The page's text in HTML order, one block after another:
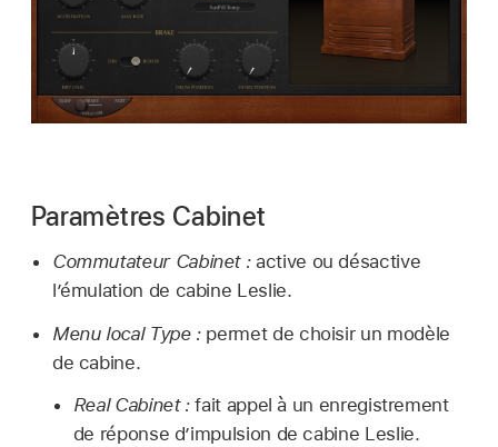
Paramètres Cabinet
Commutateur Cabinet :active ou désactive
l’émulation de cabine Leslie.
Menu local Type :permet de choisir un modèle
de cabine.
Real Cabinet :fait appel à un enregistrement
de réponse d’impulsion de cabine Leslie.